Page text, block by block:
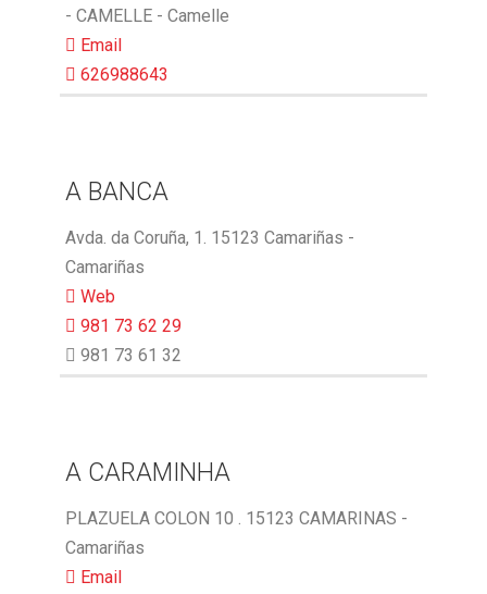
- CAMELLE - Camelle
Email
626988643
A BANCA
Avda. da Coruña, 1. 15123 Camariñas -
Camariñas
Web
981 73 62 29
981 73 61 32
A CARAMINHA
PLAZUELA COLON 10 . 15123 CAMARINAS -
Camariñas
Email